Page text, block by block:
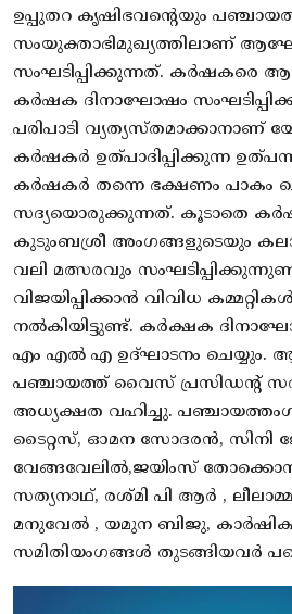
ഉപ്പുതറ കൃഷിഭവന്റെയും
സംയുക്താഭിമുഖ്യത്തിലാണ്
സംഘടിപ്പിക്കുന്നത്. കർഷകരെ
കർഷക ദിനാഘോഷം
പരിപാടി വ്യത്യസ്തമാക്കാനാണ്
കർഷകർ ഉത്പാദിപ്പിക്കുന്ന
കർഷകർ തന്നെ ഭക്ഷണം പാകം
സദ്യയൊരുക്കുന്നത്. കൂടാതെ
കുടുംബശ്രീ അംഗങ്ങളുടെയും
വലി മത്സരവും
വിജയിപ്പിക്കാൻ വിവിധ
നൽകിയിട്ടുണ്ട്. കർക്ഷക
എം എൽ എ ഉദ്ഘാടനം
പഞ്ചായത്ത് വൈസ് പ്രസിഡന്റ്
അധ്യക്ഷത വഹിച്ചു.
ടൈറ്റസ്, ഓമന സോദരൻ,
വേങ്ങവേലിൽ,ജയിംസ്
സത്യനാഥ്, രശ്മി പി ആർ ,
മനുവേൽ , യമുന ബിജു,
സമിതിയംഗങ്ങൾ തുടങ്ങിയവർ